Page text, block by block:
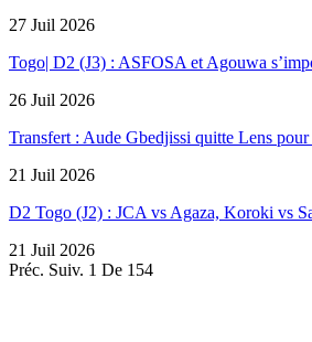
27 Juil 2026
Togo| D2 (J3) : ASFOSA et Agouwa
26 Juil 2026
Transfert : Aude Gbedjissi quitte Lens
21 Juil 2026
D2 Togo (J2) : JCA vs Agaza, Koroki vs
21 Juil 2026
Préc. Suiv. 1 De 154